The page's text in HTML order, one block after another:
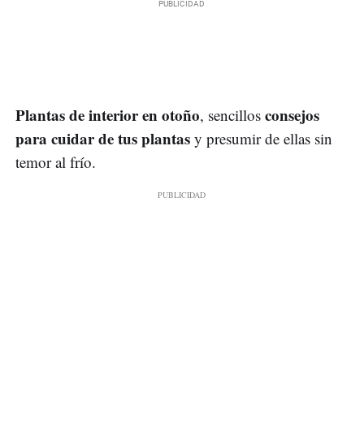
Plantas de interior en otoño, sencillos consejos
para cuidar de tus plantas y presumir de ellas sin
temor al frío.